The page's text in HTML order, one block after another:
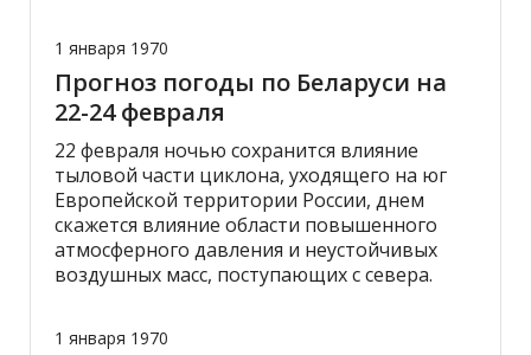
1 января 1970
Прогноз погоды по Беларуси на
22-24 февраля
22 февраля ночью сохранится влияние
тыловой части циклона, уходящего на юг
Европейской территории России, днем
скажется влияние области повышенного
атмосферного давления и неустойчивых
воздушных масс, поступающих с севера.
1 января 1970